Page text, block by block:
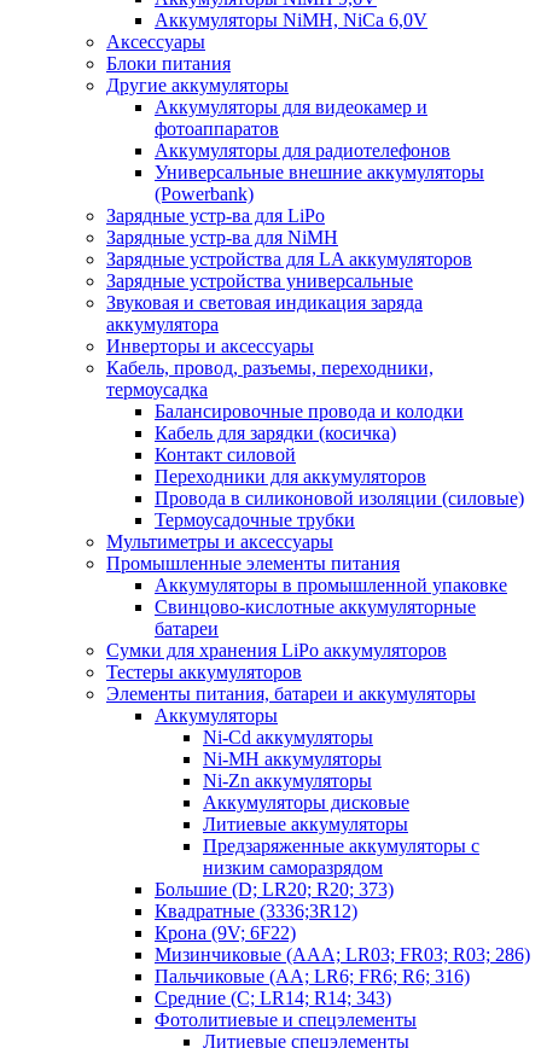
Аккумуляторы NiMH, NiCa 6,0V
Аксессуары
Блоки питания
Другие аккумуляторы
Аккумуляторы для видеокамер и
фотоаппаратов
Аккумуляторы для радиотелефонов
Универсальные внешние аккумуляторы
(Powerbank)
Зарядные устр-ва для LiPo
Зарядные устр-ва для NiMH
Зарядные устройства для LA аккумуляторов
Зарядные устройства универсальные
Звуковая и световая индикация заряда
аккумулятора
Инверторы и аксессуары
Кабель, провод, разъемы, переходники,
термоусадка
Балансировочные провода и колодки
Кабель для зарядки (косичка)
Контакт силовой
Переходники для аккумуляторов
Провода в силиконовой изоляции (силовые)
Термоусадочные трубки
Мультиметры и аксессуары
Промышленные элементы питания
Аккумуляторы в промышленной упаковке
Свинцово-кислотные аккумуляторные
батареи
Сумки для хранения LiPo аккумуляторов
Тестеры аккумуляторов
Элементы питания, батареи и аккумуляторы
Аккумуляторы
Ni-Cd аккумуляторы
Ni-MH аккумуляторы
Ni-Zn аккумуляторы
Аккумуляторы дисковые
Литиевые аккумуляторы
Предзаряженные аккумуляторы с
низким саморазрядом
Большие (D; LR20; R20; 373)
Квадратные (3336;3R12)
Крона (9V; 6F22)
Мизинчиковые (AAA; LR03; FR03; R03; 286)
Пальчиковые (AA; LR6; FR6; R6; 316)
Средние (C; LR14; R14; 343)
Фотолитиевые и спецэлементы
Литиевые спецэлементы